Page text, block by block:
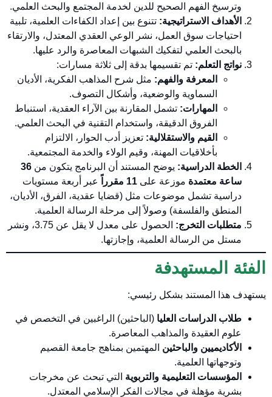
وترسيخ الفهم الصحيح للدين لخدمة المجتمع والبحث العلمي.
الأهداف الاستراتيجية: تتنوع بين إعداد الكفاءات العلمية، تلبية
احتياجات سوق العمل، نشر الوعي العقدي المعتدل، والارتقاء
بالبحث العلمي لتفكيك الشبهات المعاصرة والرد عليها.
نواتج التعلم: تم تقسيمها بدقة إلى ثلاثة مسارات:
المعرفة والفهم: مثل شرح المذاهب الفكرية، الأديان
السماوية والوضعية، وأشكال التصوف.
المهارات: تشمل المقارنة بين الآراء العقدية، استنباط
الفروق الدقيقة، واستخدام التقنية في البحث العلمي.
القيم والاستقلالية: تعزيز أدب الحوار، الالتزام
بأخلاقيات المهنة، وقيم الولاء والخدمة المجتمعية.
الخطة الدراسية: يوضح المستند أن البرنامج يتكون من 36
ساعة معتمدة موزعة على 11 مقرراً
عبر أربعة مستويات
دراسية تشمل موضوعات مثل (قضايا عقدية، الفرق، الأديان،
المنطق والفلسفة) وصولاً إلى مرحلة الرسالة العلمية.
متطلبات التخرج:
الحصول على معدل لا يقل عن 3.75، ونشر
مستل من الرسالة العلمية، وإجازتها.
الفئة المستهدفة
يستهدف هذا المستند بشكل رئيسي:
طلاب الدراسات العليا (الباحثين) الراغبين في التخصص في
علوم العقيدة والمذاهب المعاصرة.
الأكاديميين والباحثين المهتمين بمناهج جامعة القصيم
وتوجهاتها العلمية.
المؤسسات التعليمية والتربوية التي تبحث عن مخرجات
بشرية مؤهلة في مجالات الفكر الإسلامي المعتدل.